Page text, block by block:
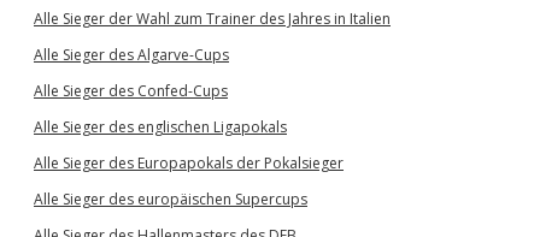
Alle Sieger der Wahl zum Trainer des Jahres in Italien
Alle Sieger des Algarve-Cups
Alle Sieger des Confed-Cups
Alle Sieger des englischen Ligapokals
Alle Sieger des Europapokals der Pokalsieger
Alle Sieger des europäischen Supercups